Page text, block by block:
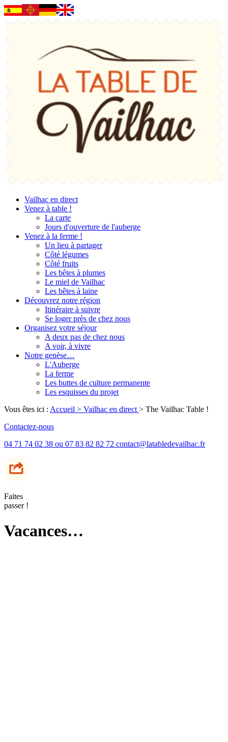
Vailhac en direct
Venez à table !
La carte
Jours d'ouverture de l'auberge
Venez à la ferme !
Un lieu à partager
Côté légumes
Côté fruits
Les bêtes à plumes
Le miel de Vailhac
Les bêtes à laine
Découvrez notre région
Itinéraire à suivre
Se loger près de chez nous
Organisez votre séjour
A deux pas de chez nous
A voir, à vivre
Notre genèse…
L'Auberge
La ferme
Les buttes de culture permanente
Les esquisses du projet
Vous êtes ici : Accueil > Vailhac en direct > The Vailhac Table !
Contactez-nous
04 71 74 02 38 ou 07 83 82 82 72 contact@latabledevailhac.fr
Faites
passer !
Vacances…